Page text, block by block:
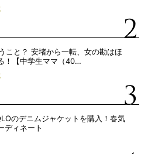
こと？ 安堵から一転、女の勘はほ
！【中学生ママ（40…
のデニムジャケットを購入！春気
ディネート